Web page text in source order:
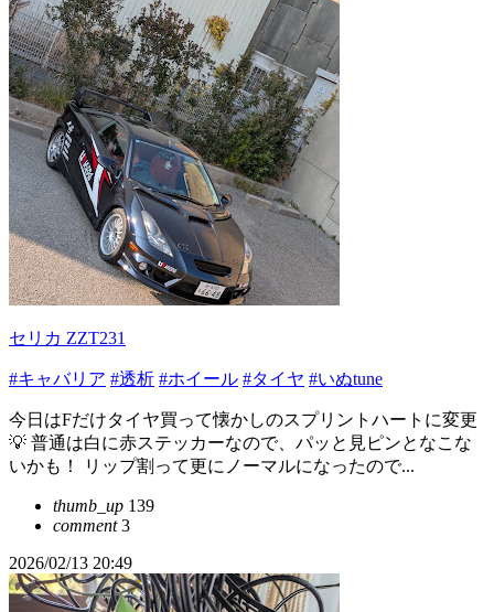
セリカ ZZT231
#キャバリア #透析 #ホイール #タイヤ #いぬtune
今日はFだけタイヤ買って懐かしのスプリントハートに変更
💡 普通は白に赤ステッカーなので、パッと見ピンとなこな
いかも！ リップ割って更にノーマルになったので...
thumb_up 139
comment3
2026/02/13 20:49